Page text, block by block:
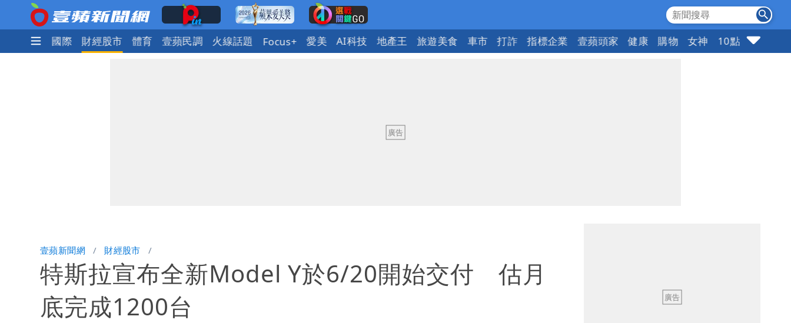
社會 國際 財經股市 體育 壹蘋民調 火線話題 Focus+ 愛美 AI科技 地產王 旅遊美食 車市 打詐 指標企業 壹蘋頭家 健康 購物 女神 10點強打
壹蘋新聞網 財經股市
特斯拉宣布全新Model Y於6/20開始交付 估月
底完成1200台